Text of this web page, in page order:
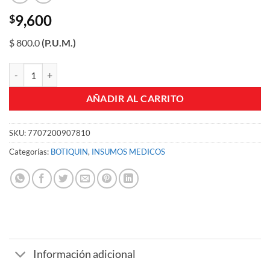
$9,600
$ 800.0(P.U.M.)
AÑADIR AL CARRITO
SKU:7707200907810
Categorías: BOTIQUIN, INSUMOS MEDICOS
Información adicional